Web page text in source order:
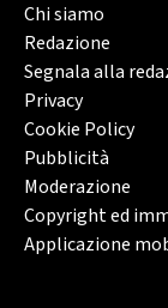
Chi siamo
Redazione
Segnala alla
Privacy
Cookie Policy
Pubblicità
Moderazione
Copyright ed
Applicazione